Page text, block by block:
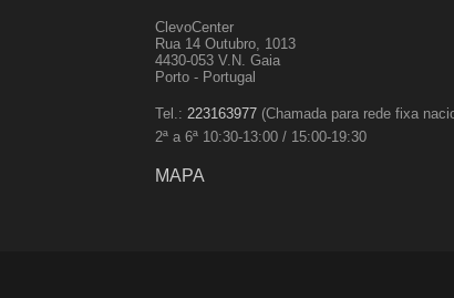
ClevoCenter
Rua 14 Outubro, 1013
4430-053 V.N. Gaia
Porto - Portugal
Tel.: 223163977(Chamada para rede fixa
2ª a 6ª 10:30-13:00 / 15:00-19:30
MAPA